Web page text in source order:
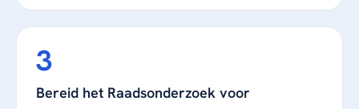
Bereid het Raadsonderzoek voor